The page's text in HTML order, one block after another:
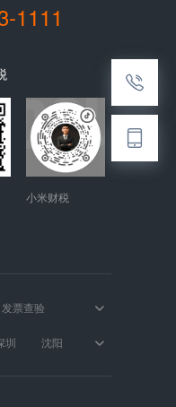
1111
小米财税
发票查验
圳
沈阳